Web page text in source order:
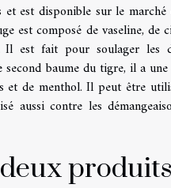
est disponible sur le
est composé de vaseline, de
est fait pour soulager les
second baume du tigre, il a
et de menthol. Il peut être
aussi contre les
produits